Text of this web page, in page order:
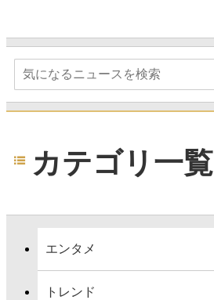
カテゴリ一覧
エンタメ
トレンド